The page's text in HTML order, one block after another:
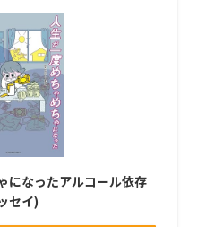
になったアルコール依存
セイ)